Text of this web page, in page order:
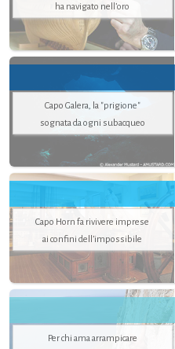
ha navigato nell’oro
Capo Galera, la "prigione"
sognata da ogni subacqueo
Capo Horn fa rivivere imprese
ai confini dell’impossibile
Per chi ama arrampicare